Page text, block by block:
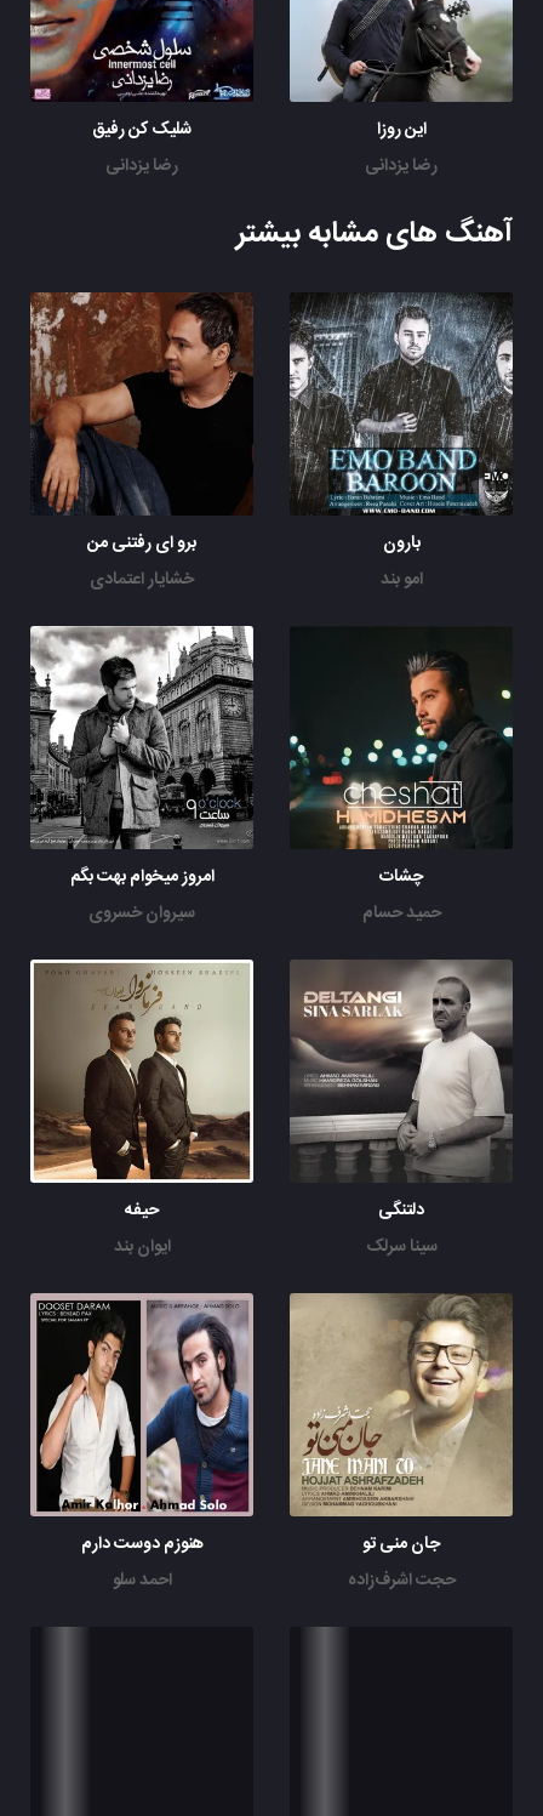
این روزا
رضا یزدانی
شلیک کن رفیق
رضا یزدانی
آهنگ های مشابه بیشتر
بارون
امو بند
برو ای رفتنی من
خشایار اعتمادی
چشات
حمید حسام
امروز میخوام بهت بگم
سیروان خسروی
دلتنگی
سینا سرلک
حیفه
ایوان بند
جان منی تو
حجت اشرف‌زاده
هنوزم دوست دارم
احمد سلو